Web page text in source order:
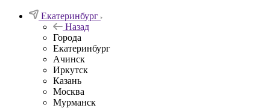
Екатеринбург
Назад
Города
Екатеринбург
Ачинск
Иркутск
Казань
Москва
Мурманск